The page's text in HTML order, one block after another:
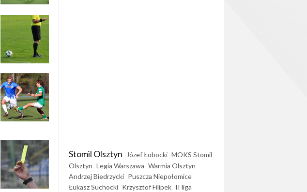
Stomil Olsztyn Józef Łobocki MOKS Stomil
Olsztyn Legia Warszawa Warmia Olsztyn
Andrzej Biedrzycki Puszcza Niepołomice
Łukasz Suchocki Krzysztof Filipek II liga